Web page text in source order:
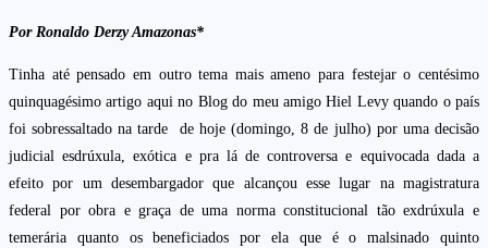
Por Ronaldo Derzy Amazonas*
Tinha até pensado em outro tema mais ameno para festejar o centésimo
quinquagésimo artigo aqui no Blog do meu amigo Hiel Levy quando o país
foi sobressaltado na tarde de hoje (domingo, 8 de julho) por uma decisão
judicial esdrúxula, exótica e pra lá de controversa e equivocada dada a
efeito por um desembargador que alcançou esse lugar na magistratura
federal por obra e graça de uma norma constitucional tão exdrúxula e
temerária quanto os beneficiados por ela que é o malsinado quinto